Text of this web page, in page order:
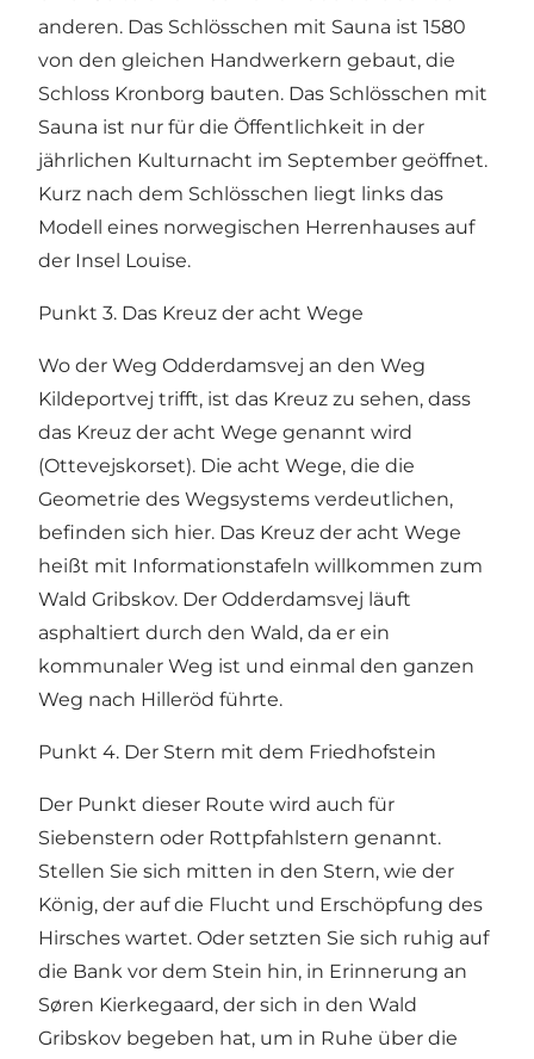
anderen. Das Schlösschen mit Sauna ist 1580
von den gleichen Handwerkern gebaut, die
Schloss Kronborg bauten. Das Schlösschen mit
Sauna ist nur für die Öffentlichkeit in der
jährlichen Kulturnacht im September geöffnet.
Kurz nach dem Schlösschen liegt links das
Modell eines norwegischen Herrenhauses auf
der Insel Louise.
Punkt 3. Das Kreuz der acht Wege
Wo der Weg Odderdamsvej an den Weg
Kildeportvej trifft, ist das Kreuz zu sehen, dass
das Kreuz der acht Wege genannt wird
(Ottevejskorset). Die acht Wege, die die
Geometrie des Wegsystems verdeutlichen,
befinden sich hier. Das Kreuz der acht Wege
heißt mit Informationstafeln willkommen zum
Wald Gribskov. Der Odderdamsvej läuft
asphaltiert durch den Wald, da er ein
kommunaler Weg ist und einmal den ganzen
Weg nach Hilleröd führte.
Punkt 4. Der Stern mit dem Friedhofstein
Der Punkt dieser Route wird auch für
Siebenstern oder Rottpfahlstern genannt.
Stellen Sie sich mitten in den Stern, wie der
König, der auf die Flucht und Erschöpfung des
Hirsches wartet. Oder setzten Sie sich ruhig auf
die Bank vor dem Stein hin, in Erinnerung an
Søren Kierkegaard, der sich in den Wald
Gribskov begeben hat, um in Ruhe über die